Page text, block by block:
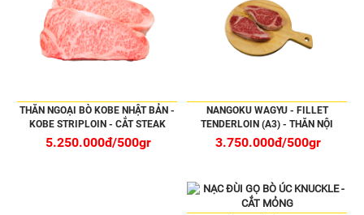
THĂN NGOẠI BÒ KOBE NHẬT BẢN -
KOBE STRIPLOIN - CẮT STEAK
5.250.000đ/500gr
NANGOKU WAGYU - FILLET
TENDERLOIN (A3) - THĂN NỘI
3.750.000đ/500gr